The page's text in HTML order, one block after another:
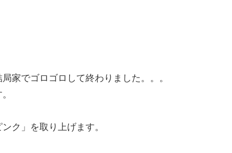
家でゴロゴロして終わりました。。。
ク」を取り上げます。